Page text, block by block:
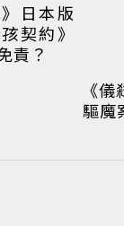
日本版
契約》
責？
《
驅魔